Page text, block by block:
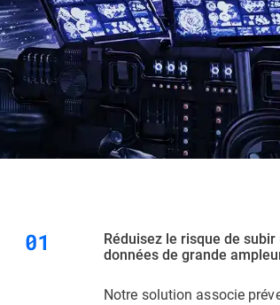
Réduisez le risque de
données de grande
Notre solution associe